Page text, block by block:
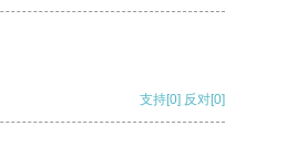
支持[0] 反对[0]